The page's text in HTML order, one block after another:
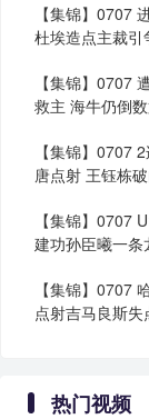
【集锦】0707
杜埃造点主裁引
【集锦】0707
救主 海牛仍倒
【集锦】0707
唐点射 王钰栋
【集锦】0707
建功孙臣曦一条
【集锦】0707
点射吉马良斯失
热门视频